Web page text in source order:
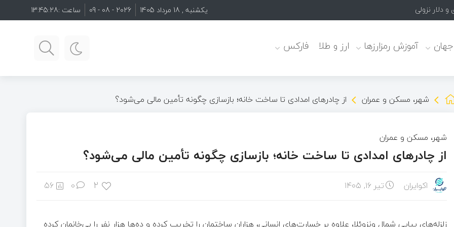
یکشنبه , 18 مرداد 1405 2026 - 08 - 09 ساعت :13:45:29
جهان آموزش رمزارزها ارز و طلا فارکس
شهر، مسکن و عمران از چادرهای امدادی تا ساخت خانه؛ بازسازی چگونه تأمین مالی می‌شود؟
شهر، مسکن و عمران
از چادرهای امدادی تا ساخت خانه؛ بازسازی چگونه تأمین مالی می‌شود؟
اکوایران تیر ۱۶, ۱۴۰۵ 2
0
56
زلزله‌های پیاپی شمال ونزوئلا، علاوه بر خسارت‌های انسانی، هزاران ساختمان را تخریب کرده و ده‌ها هزار نفر را بی‌خانمان کرده